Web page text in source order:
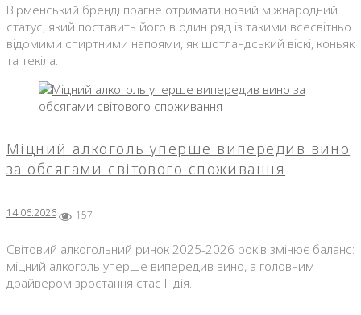
Вірменський бренді прагне отримати новий міжнародний
статус, який поставить його в один ряд із такими всесвітньо
відомими спиртними напоями, як шотландський віскі, коньяк
та текіла.
Міцний алкоголь уперше випередив вино
за обсягами світового споживання
14.06.2026 157
Світовий алкогольний ринок 2025-2026 років змінює баланс:
міцний алкоголь уперше випередив вино, а головним
драйвером зростання стає Індія.